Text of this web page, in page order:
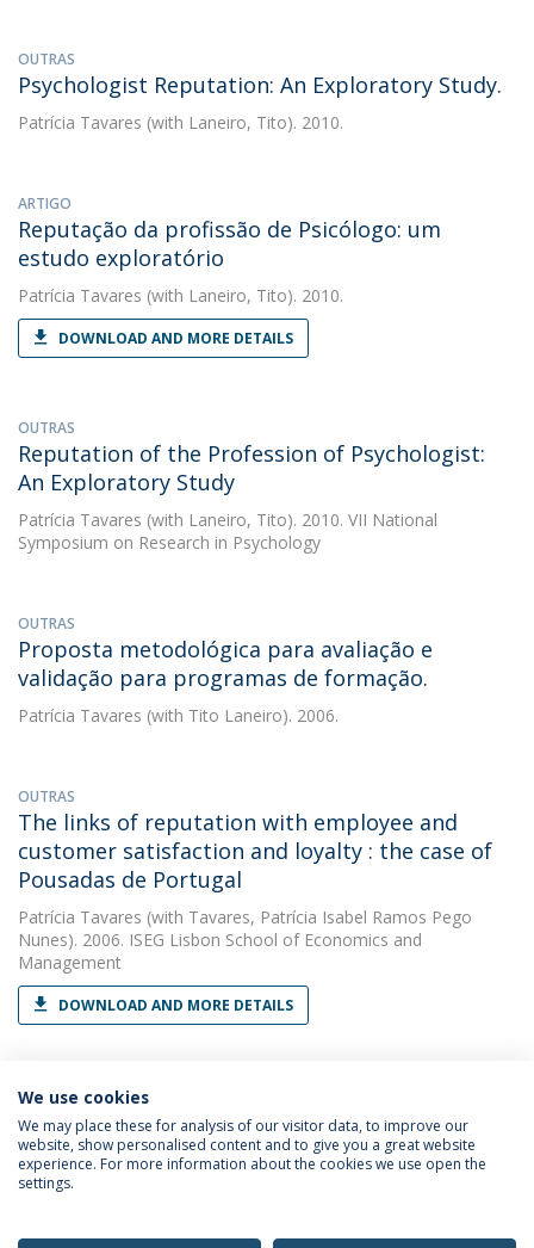
OUTRAS
Psychologist Reputation: An Exploratory Study.
Patrícia Tavares (with Laneiro, Tito). 2010.
ARTIGO
Reputação da profissão de Psicólogo: um
estudo exploratório
Patrícia Tavares (with Laneiro, Tito). 2010.
DOWNLOAD AND MORE DETAILS
OUTRAS
Reputation of the Profession of Psychologist:
An Exploratory Study
Patrícia Tavares (with Laneiro, Tito). 2010. VII National
Symposium on Research in Psychology
OUTRAS
Proposta metodológica para avaliação e
validação para programas de formação.
Patrícia Tavares (with Tito Laneiro). 2006.
OUTRAS
The links of reputation with employee and
customer satisfaction and loyalty : the case of
Pousadas de Portugal
Patrícia Tavares (with Tavares, Patrícia Isabel Ramos Pego
Nunes). 2006. ISEG Lisbon School of Economics and
Management
DOWNLOAD AND MORE DETAILS
Política de Privacidade
Termos & Condições
We use cookies
We may place these for analysis of our visitor data, to improve our
website, show personalised content and to give you a great website
experience. For more information about the cookies we use open the
settings.